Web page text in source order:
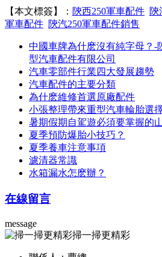
【本文標簽】： 陝西250軍車配件 陝
軍車配件 陝汽250軍車配件銷售
中國車牌為什麽沒有純字母
型汽車配件有限公司
汽車零部件行業四大發展趨勢
汽車配件的主要分類
為什麽維修首選原廠配件
小張整理帶來重型汽車輪胎選擇
暑期假期自駕遊必須要掌握的
夏季預防爆胎小技巧？
夏季養車注意事項
濾清器常識
水箱漏水怎麽辦？
在線留言
message
掃一掃更精彩